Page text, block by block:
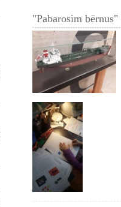
"Pabarosim